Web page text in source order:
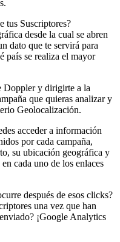
tus Suscriptores?
desde la cual se abren
dato que te servirá para
país se realiza el mayor
Doppler y dirigirte a la
que quieras analizar y
Geolocalización.
acceder a información
por cada campaña,
su ubicación geográfica y
cada uno de los enlaces
después de esos clicks?
una vez que han
¡Google Analytics